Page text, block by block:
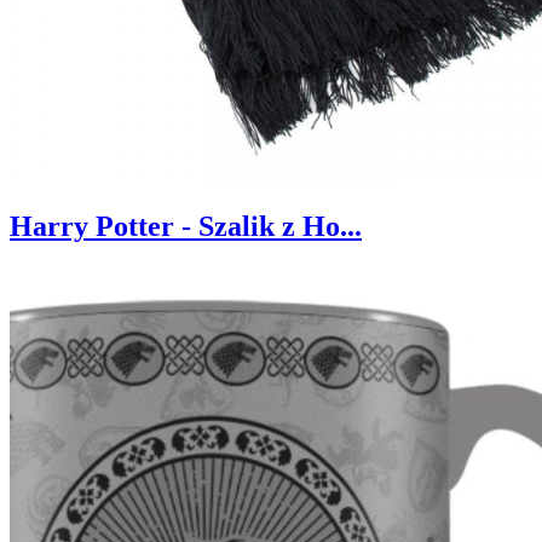
Harry Potter - Szalik z Ho...